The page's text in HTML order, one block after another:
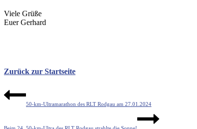
Viele Grüße
Euer Gerhard
Zurück zur Startseite
Beitragsnavigation
50-km-Ultramarathon des RLT Rodgau am 27.01.2024
Beim 24. 50-km-Ultra des RLT Rodgau strahlte die Sonne!